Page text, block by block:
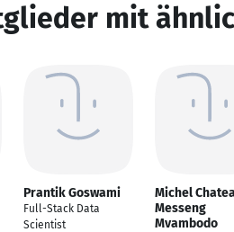
mit
Prantik Goswami
Full-Stack Data
Scientist
Michel
Messeng
Mvambodo